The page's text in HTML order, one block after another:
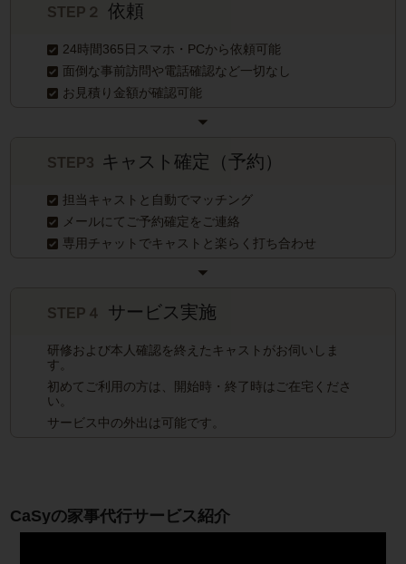
STEP２依頼
24時間365日スマホ・PCから依頼可能
面倒な事前訪問や電話確認など一切なし
お見積り金額が確認可能
STEP3 キャスト確定（予約）
担当キャストと自動でマッチング
メールにてご予約確定をご連絡
専用チャットでキャストと楽らく打ち合わせ
STEP４ サービス実施
研修および本人確認を終えたキャストがお伺いしま
す。
初めてご利用の方は、開始時・終了時はご在宅くださ
い。
サービス中の外出は可能です。
CaSyの家事代行サービス紹介